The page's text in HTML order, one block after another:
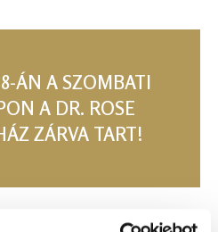
ÁN A SZOMBATI
A DR. ROSE
ZÁRVA TART!